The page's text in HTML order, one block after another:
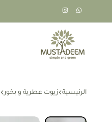
بسيط
الرئيسية زيوت عطرية و بخور